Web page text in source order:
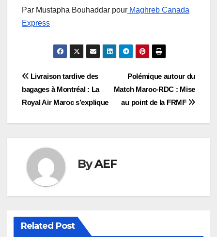
Par Mustapha Bouhaddar pour Maghreb Canada
Express
Navigation
de
l’article
Polémique autour du
Match Maroc-RDC : Mise
au point de la FRMF
Livraison tardive des
bagages à Montréal : La
Royal Air Maroc s’explique
ByAEF
Related Post